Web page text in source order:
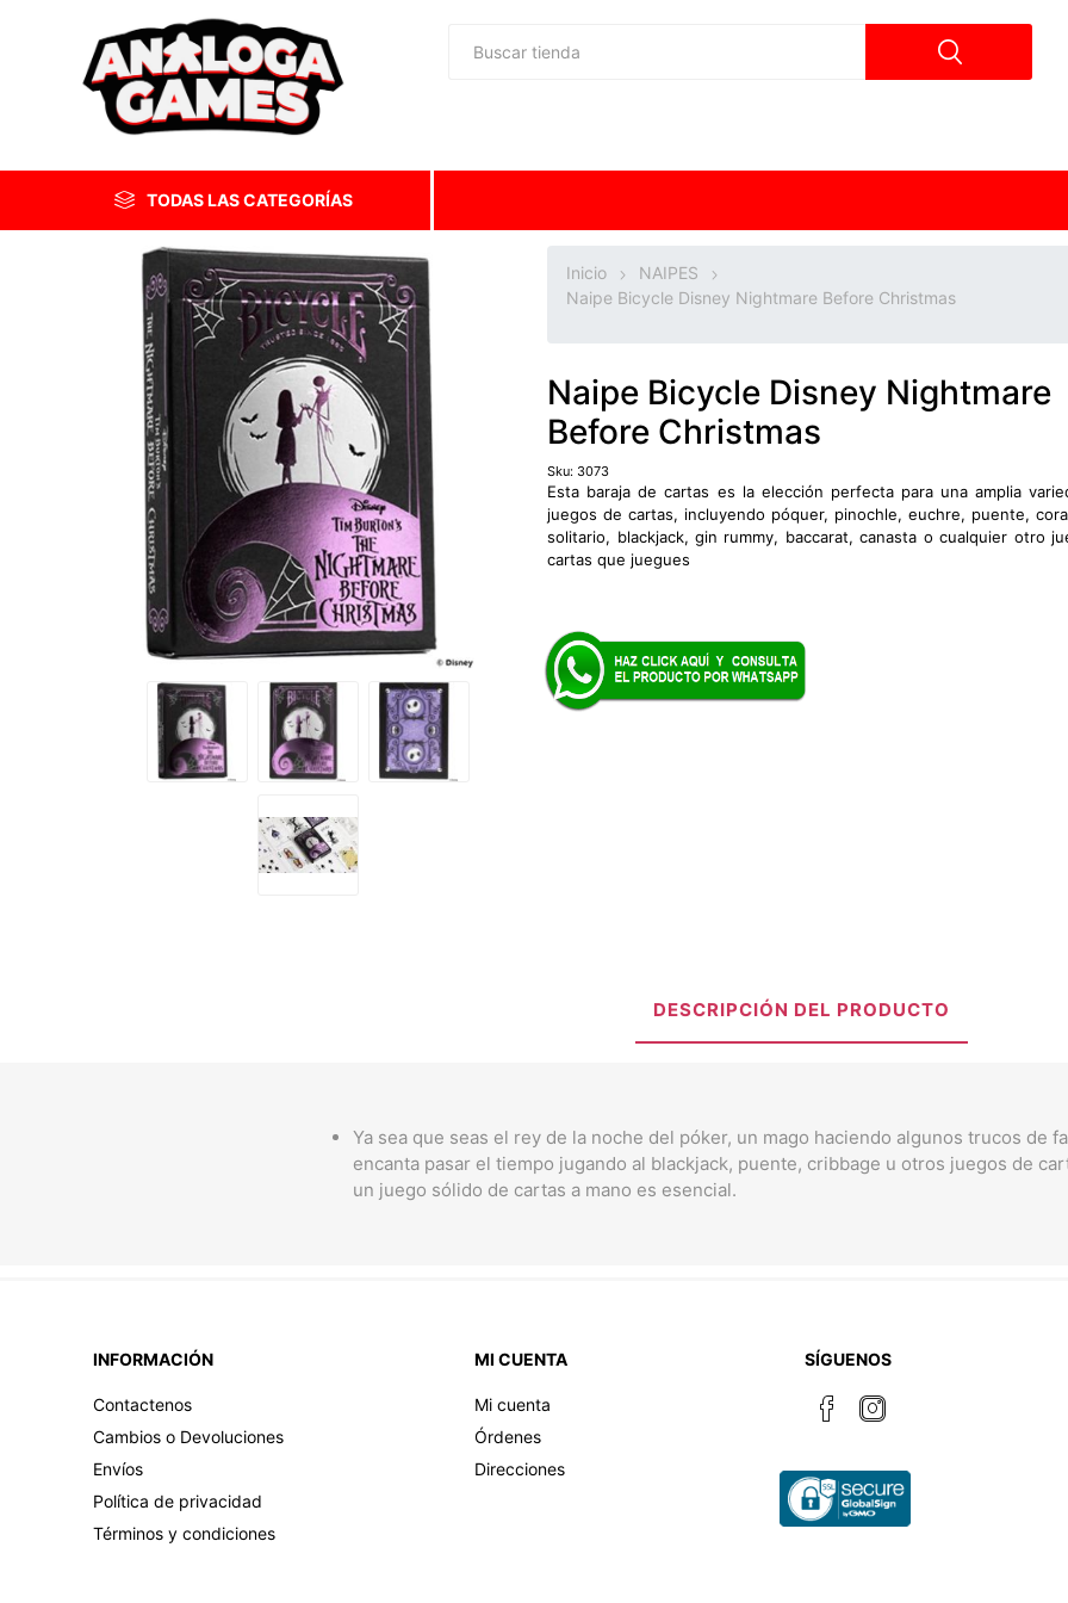
TODAS LAS CATEGORÍAS
Inicio
NAIPES
Naipe Bicycle Disney Nightmare Before Christmas
Naipe Bicycle Disney Nightmare
Before Christmas
Sku: 3073
Esta baraja de cartas es la elección perfecta para una amplia
juegos de cartas, incluyendo póquer, pinochle, euchre, puente,
solitario, blackjack, gin rummy, baccarat, canasta o cualquier otro
cartas que juegues
DESCRIPCIÓN DEL PRODUCTO
Ya sea que seas el rey de la noche del póker, un mago haciendo algunos trucos de
encanta pasar el tiempo jugando al blackjack, puente, cribbage u otros juegos de
un juego sólido de cartas a mano es esencial.
INFORMACIÓN
Contactenos
Cambios o Devoluciones
Envíos
Política de privacidad
Términos y condiciones
MI CUENTA
Mi cuenta
Órdenes
Direcciones
SÍGUENOS